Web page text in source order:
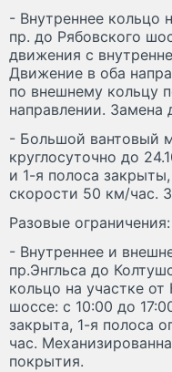
- Внутреннее кольцо
пр. до Рябовского
движения с
Движение в оба
по внешнему кольцу
направлении.
- Большой вантовый
круглосуточно до
и 1-я полоса
скорости 50 км/час.
Разовые ограничения:
- Внутреннее и
пр.Энгльса до
кольцо на участке
шоссе: с 10:00 до
закрыта, 1-я полоса
час.
покрытия.